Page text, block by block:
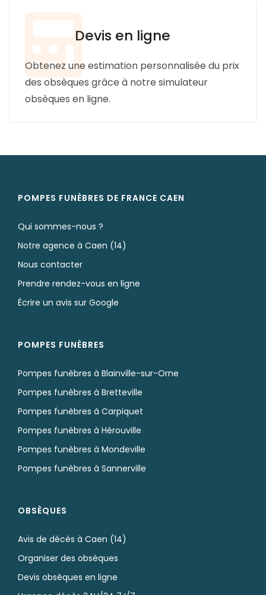
Devis en ligne
Obtenez une estimation personnalisée du prix
des obsèques grâce à notre simulateur
obsèques en ligne.
POMPES FUNÈBRES DE FRANCE CAEN
Qui sommes-nous ?
Notre agence à Caen (14)
Nous contacter
Prendre rendez-vous en ligne
Écrire un avis sur Google
POMPES FUNÈBRES
Pompes funèbres à Blainville-sur-Orne
Pompes funèbres à Bretteville
Pompes funèbres à Carpiquet
Pompes funèbres à Hérouville
Pompes funèbres à Mondeville
Pompes funèbres à Sannerville
OBSÈQUES
Avis de décès à Caen (14)
Organiser des obsèques
Devis obsèques en ligne